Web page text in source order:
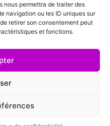
nous permettra de traiter des
navigation ou les ID uniques sur
retirer son consentement peut
et fonctions.